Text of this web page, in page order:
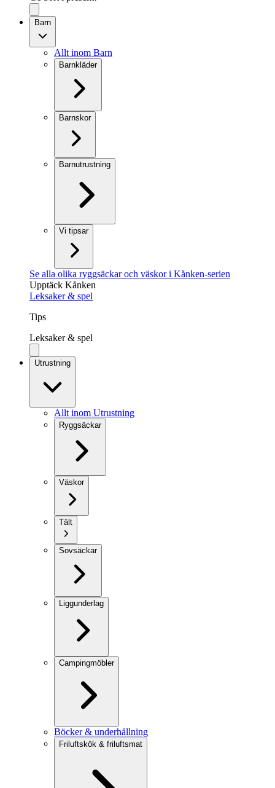
Barn
Allt inom Barn
Barnkläder
Barnskor
Barnutrustning
Vi tipsar
Se alla olika ryggsäckar och väskor i Kånken-serien
Upptäck Kånken
Leksaker & spel
Tips
Leksaker & spel
Utrustning
Allt inom Utrustning
Ryggsäckar
Väskor
Tält
Sovsäckar
Liggunderlag
Campingmöbler
Böcker & underhållning
Friluftskök & friluftsmat